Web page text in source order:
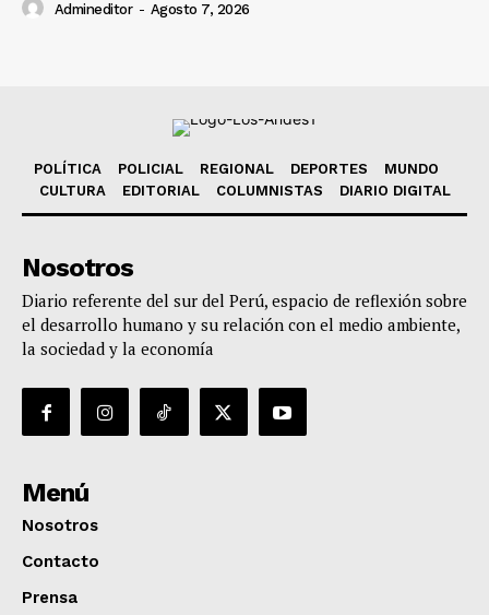
Admineditor - Agosto 7, 2026
POLÍTICA POLICIAL REGIONAL DEPORTES
MUNDO
CULTURA
EDITORIAL COLUMNISTAS DIARIO DIGITAL
Nosotros
Diario referente del sur del Perú, espacio de reflexión sobre
el desarrollo humano y su relación con el medio ambiente,
la sociedad y la economía
Menú
Nosotros
Contacto
Prensa